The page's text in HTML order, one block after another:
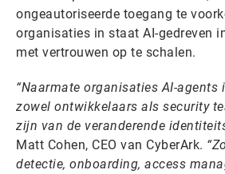
ongeautoriseerde toegang te
organisaties in staat AI-gedreven
met vertrouwen op te schalen.
“Naarmate organisaties AI-agents
zowel ontwikkelaars als security
zijn van de veranderende
Matt Cohen, CEO van CyberArk.
detectie, onboarding, access